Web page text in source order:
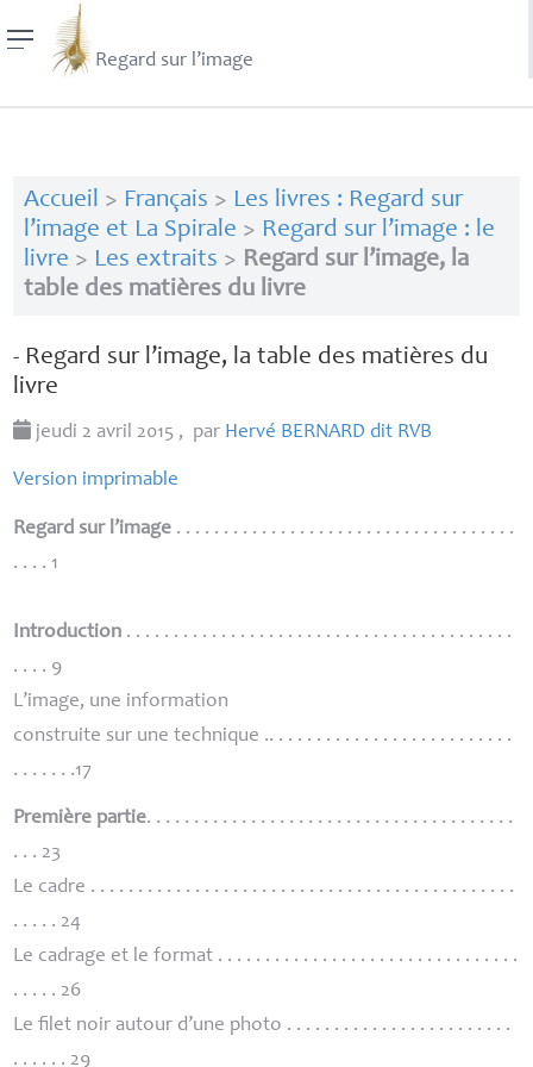
Regard sur l’image
Accueil > Français > Les livres : Regard sur
l’image et La Spirale > Regard sur l’image : le
livre > Les extraits > Regard sur l’image, la
table des matières du livre
- Regard sur l’image, la table des matières du
livre
jeudi 2 avril 2015 , par Hervé BERNARD dit RVB
Version imprimable
Regard sur l’image . . . . . . . . . . . . . . . . . . . . . . . . . . . . . . . . . . . .
. . . . 1
Introduction . . . . . . . . . . . . . . . . . . . . . . . . . . . . . . . . . . . . . . . . .
. . . . 9
L’image, une information
construite sur une technique .. . . . . . . . . . . . . . . . . . . . . . . . . .
. . . . . . .17
Première partie. . . . . . . . . . . . . . . . . . . . . . . . . . . . . . . . . . . . . . .
. . . 23
Le cadre . . . . . . . . . . . . . . . . . . . . . . . . . . . . . . . . . . . . . . . . . . . . .
. . . . . 24
Le cadrage et le format . . . . . . . . . . . . . . . . . . . . . . . . . . . . . . . .
. . . . . 26
Le filet noir autour d’une photo . . . . . . . . . . . . . . . . . . . . . . . .
. . . . . . 29